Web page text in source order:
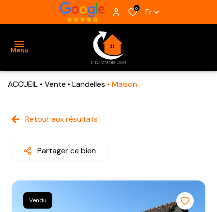
0 Fr
Menu
VENTES
VENDUS
ALERTE
E-MAIL
ACCUEIL Vente Landelles Maison
Retour aux résultats
Partager ce bien
Vendu